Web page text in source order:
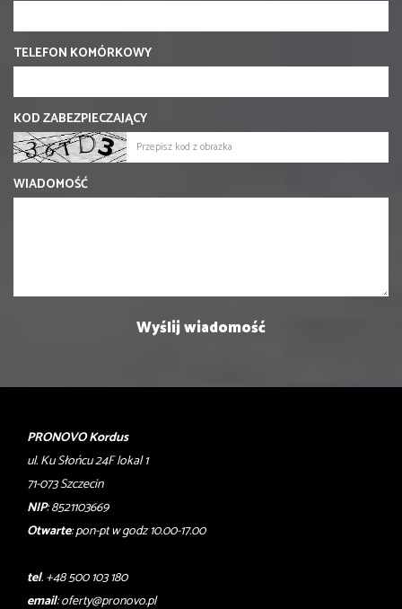
TELEFON KOMÓRKOWY
KOD ZABEZPIECZAJĄCY
WIADOMOŚĆ
PRONOVO Kordus
ul. Ku Słońcu 24F lokal 1
71-073 Szczecin
NIP: 8521103669
Otwarte: pon-pt w godz 10.00-17.00
tel. +48 500 103 180
email:oferty@pronovo.pl